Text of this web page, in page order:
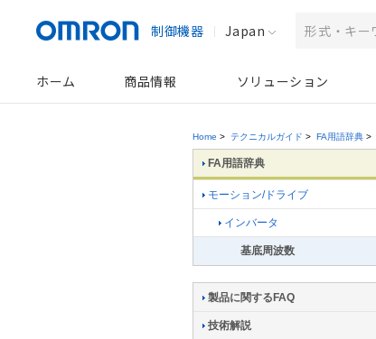
制御機器 Japan
ホーム 商品情報 ソリューション
Home > テクニカルガイド > FA用語辞典 >
FA用語辞典
モーション/ドライブ
インバータ
基底周波数
製品に関するFAQ
技術解説